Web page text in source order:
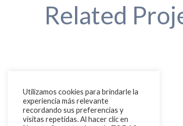
Related
Utilizamos cookies para brindarle la
experiencia más relevante
recordando sus preferencias y
visitas repetidas. Al hacer clic en